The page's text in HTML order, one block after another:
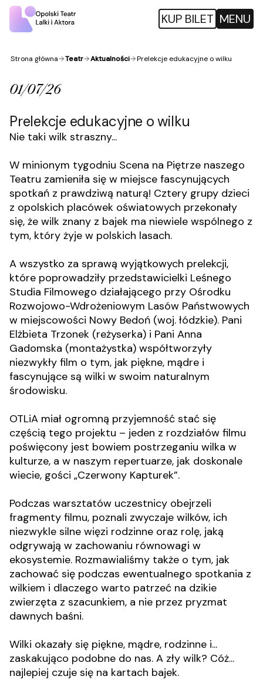
KUP BILET MENU
Strona główna Teatr Aktualności Prelekcje edukacyjne o wilku
01/07/26
Prelekcje edukacyjne o wilku
Nie taki wilk straszny...
W minionym tygodniu Scena na Piętrze naszego
Teatru zamieniła się w miejsce fascynujących
spotkań z prawdziwą naturą! Cztery grupy dzieci
z opolskich placówek oświatowych przekonały
się, że wilk znany z bajek ma niewiele wspólnego z
tym, który żyje w polskich lasach.
A wszystko za sprawą wyjątkowych prelekcji,
które poprowadziły przedstawicielki Leśnego
Studia Filmowego działającego przy Ośrodku
Rozwojowo-Wdrożeniowym Lasów Państwowych
w miejscowości Nowy Bedoń (woj. łódzkie). Pani
Elżbieta Trzonek (reżyserka) i Pani Anna
Gadomska (montażystka) współtworzyły
niezwykły film o tym, jak piękne, mądre i
fascynujące są wilki w swoim naturalnym
środowisku.
OTLiA miał ogromną przyjemność stać się
częścią tego projektu – jeden z rozdziałów filmu
poświęcony jest bowiem postrzeganiu wilka w
kulturze, a w naszym repertuarze, jak doskonale
wiecie, gości „Czerwony Kapturek”.
Podczas warsztatów uczestnicy obejrzeli
fragmenty filmu, poznali zwyczaje wilków, ich
niezwykle silne więzi rodzinne oraz rolę, jaką
odgrywają w zachowaniu równowagi w
ekosystemie. Rozmawialiśmy także o tym, jak
zachować się podczas ewentualnego spotkania z
wilkiem i dlaczego warto patrzeć na dzikie
zwierzęta z szacunkiem, a nie przez pryzmat
dawnych baśni.
Wilki okazały się piękne, mądre, rodzinne i...
zaskakująco podobne do nas. A zły wilk? Cóż...
najlepiej czuje się na kartach bajek.